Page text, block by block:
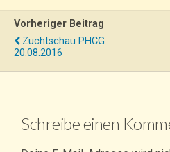
Vorheriger Beitrag
Zuchtschau PHCG
20.08.2016
Schreibe einen